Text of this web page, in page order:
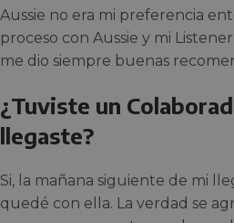
Aussie no era mi preferencia
proceso con Aussie y mi
me dio siempre buenas
¿Tuviste un
llegaste?
Si, la mañana siguiente de mi
quedé con ella. La verdad se